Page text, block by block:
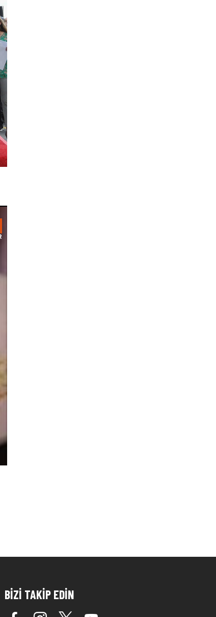
BİZİ TAKİP EDİN